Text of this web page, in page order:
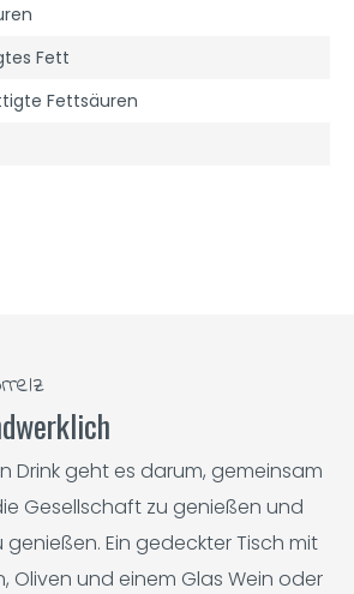
Fett
Fettsäuren
Drink geht es darum, gemeinsam
Gesellschaft zu genießen und
genießen. Ein gedeckter Tisch mit
Oliven und einem Glas Wein oder